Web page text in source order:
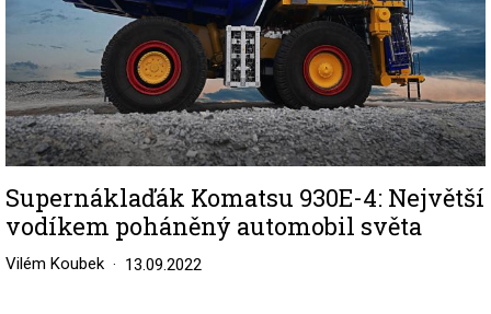
Supernáklaďák Komatsu 930E-4: Největší
vodíkem poháněný automobil světa
Vilém Koubek 13.09.2022